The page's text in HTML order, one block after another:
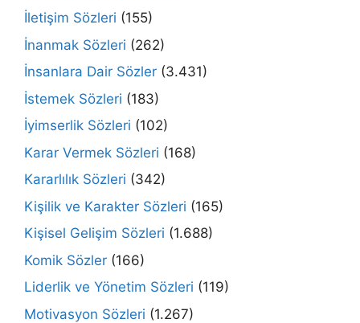
İletişim Sözleri (155)
İnanmak Sözleri (262)
İnsanlara Dair Sözler (3.431)
İstemek Sözleri (183)
İyimserlik Sözleri (102)
Karar Vermek Sözleri (168)
Kararlılık Sözleri (342)
Kişilik ve Karakter Sözleri (165)
Kişisel Gelişim Sözleri (1.688)
Komik Sözler (166)
Liderlik ve Yönetim Sözleri (119)
Motivasyon Sözleri (1.267)